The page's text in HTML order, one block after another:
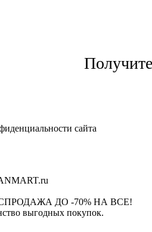
сайта
ДО -70% НА ВСЕ!
выгодных покупок.